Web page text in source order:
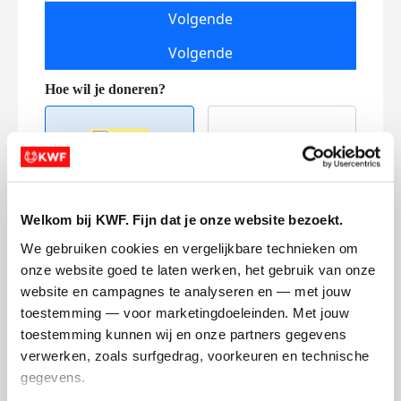
Welkom bij KWF. Fijn dat je onze website bezoekt.
We gebruiken cookies en vergelijkbare technieken om
onze website goed te laten werken, het gebruik van onze
website en campagnes te analyseren en — met jouw
toestemming — voor marketingdoeleinden. Met jouw
toestemming kunnen wij en onze partners gegevens
verwerken, zoals surfgedrag, voorkeuren en technische
gegevens.
Volgende
Volgende
Creditcard
Referentie